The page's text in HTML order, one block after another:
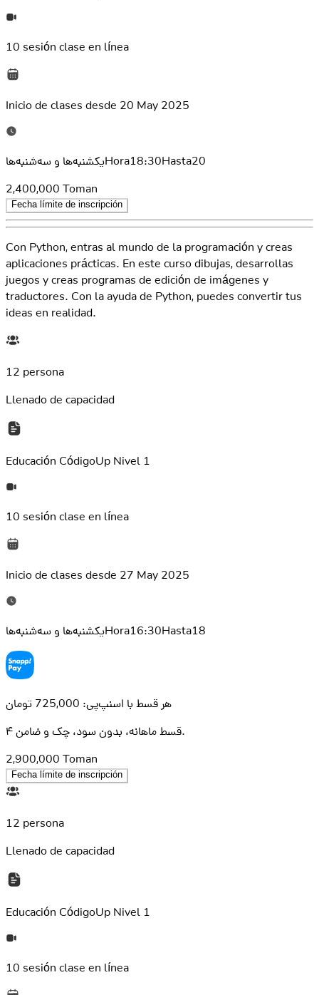
10 sesión clase en línea
Inicio de clases desde 20 May 2025
یکشنبه‌ها و سه‌شنبه‌هاHora18:30Hasta20
2,400,000 Toman
Fecha límite de inscripción
Con Python, entras al mundo de la programación y creas
aplicaciones prácticas. En este curso dibujas, desarrollas
juegos y creas programas de edición de imágenes y
traductores. Con la ayuda de Python, puedes convertir tus
ideas en realidad.
12 persona
Llenado de capacidad
Educación CódigoUp Nivel 1
10 sesión clase en línea
Inicio de clases desde 27 May 2025
یکشنبه‌ها و سه‌شنبه‌هاHora16:30Hasta18
هر قسط با اسنپ‌پی: 725,000 تومان
2,900,000 Toman
Fecha límite de inscripción
12 persona
Llenado de capacidad
Educación CódigoUp Nivel 1
10 sesión clase en línea